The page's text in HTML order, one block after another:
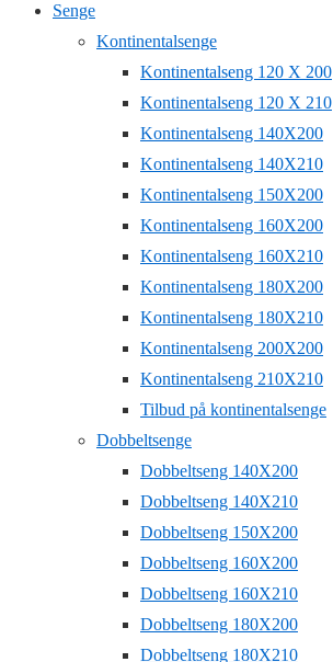
Senge
Kontinentalsenge
Kontinentalseng 120 X 200
Kontinentalseng 120 X 210
Kontinentalseng 140X200
Kontinentalseng 140X210
Kontinentalseng 150X200
Kontinentalseng 160X200
Kontinentalseng 160X210
Kontinentalseng 180X200
Kontinentalseng 180X210
Kontinentalseng 200X200
Kontinentalseng 210X210
Tilbud på kontinentalsenge
Dobbeltsenge
Dobbeltseng 140X200
Dobbeltseng 140X210
Dobbeltseng 150X200
Dobbeltseng 160X200
Dobbeltseng 160X210
Dobbeltseng 180X200
Dobbeltseng 180X210